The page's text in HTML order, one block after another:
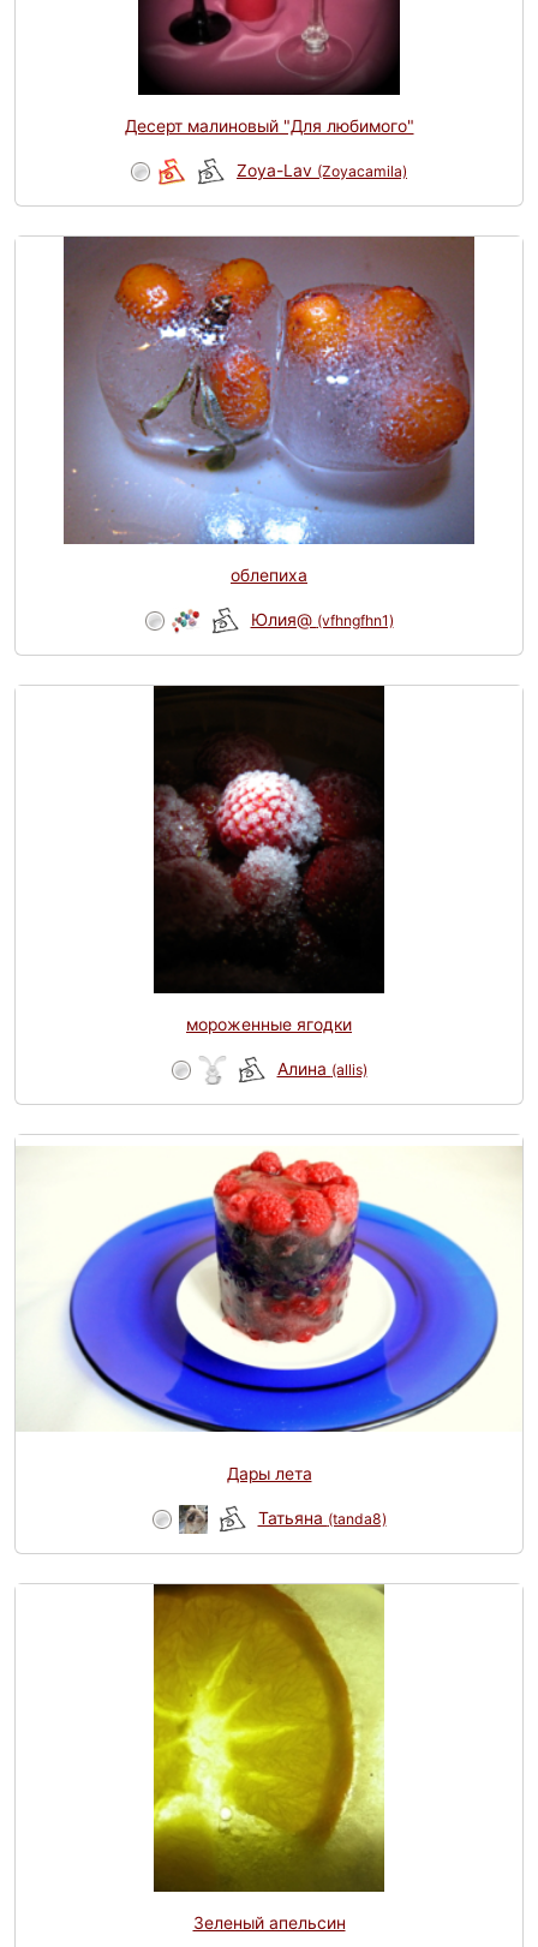
Десерт малиновый "Для любимого"
Zoya-Lav (Zoyacamila)
облепиха
Юлия@ (vfhngfhn1)
мороженные ягодки
Алина (allis)
Дары лета
Татьяна (tanda8)
Зеленый апельсин